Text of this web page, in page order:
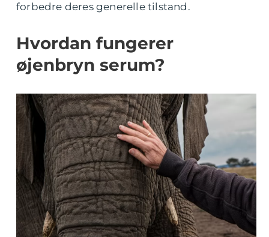
forbedre deres generelle tilstand.
Hvordan fungerer
øjenbryn serum?